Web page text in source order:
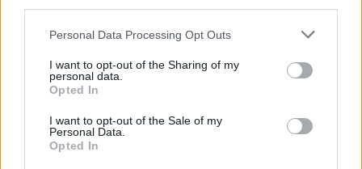
Please note that this website/app uses one or more Google
not limited to your visit or usage behaviour. You may click to
grant or deny consent to Google and its third-party tags to
use your data for below specified purposes in below Google
consent section.
Personal Data Processing Opt Outs
I want to opt-out of the Sharing of my
personal data.
Opted In
I want to opt-out of the Sale of my
Personal Data.
Opted In
Σχόλια
Σχολίασε εδώ